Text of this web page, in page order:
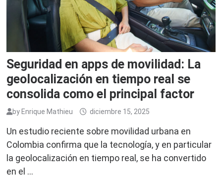
Seguridad en apps de movilidad: La
geolocalización en tiempo real se
consolida como el principal factor
by Enrique Mathieu diciembre 15, 2025
Un estudio reciente sobre movilidad urbana en
Colombia confirma que la tecnología, y en particular
la geolocalización en tiempo real, se ha convertido
en el …